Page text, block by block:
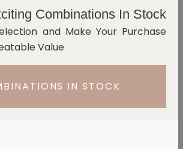
Combinations In Stock
and Make Your Purchase
Value
IN STOCK